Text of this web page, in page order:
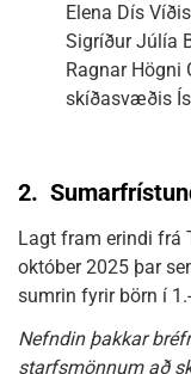
Elena Dís
Sigríður Júlía
Ragnar Högni
skíðasvæðis
2.
Lagt fram erindi frá
október 2025 þar
sumrin fyrir börn í
Nefndin þakkar
starfsmönnum að